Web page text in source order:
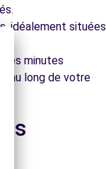
idéalement situées
minutes
au long de votre